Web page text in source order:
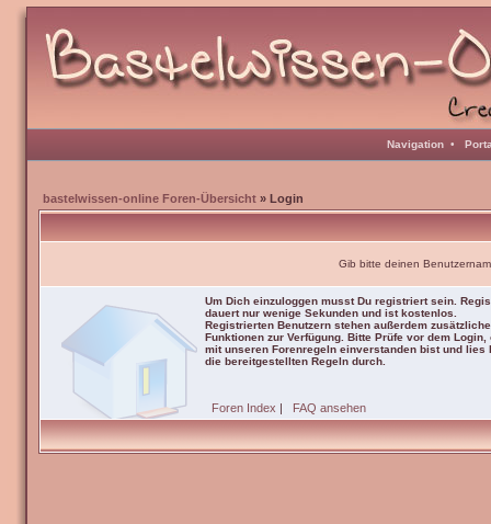
Navigation •
bastelwissen-online Foren-Übersicht » Login
Gib bitte deinen
Um Dich einzuloggen musst Du registriert sein.
dauert nur wenige Sekunden und ist kostenlos.
Registrierten Benutzern stehen außerdem zusätzliche
Funktionen zur Verfügung. Bitte Prüfe vor dem Login,
mit unseren Forenregeln einverstanden bist und lies
die bereitgestellten Regeln durch.
Foren Index | FAQ ansehen